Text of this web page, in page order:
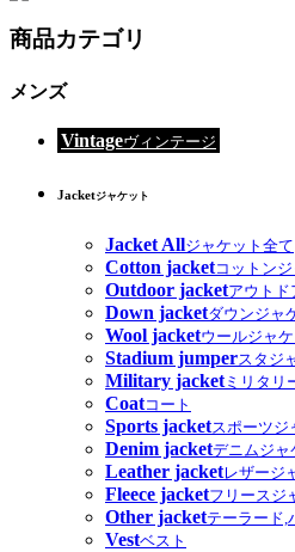
商品カテゴリ
メンズ
Vintageヴィンテージ
Jacketジャケット
Jacket Allジャケット全て
Cotton jacketコットンジ
Outdoor jacketアウトド
Down jacketダウンジャ
Wool jacketウールジャケ
Stadium jumperスタジ
Military jacketミリタリ
Coatコート
Sports jacketスポーツジ
Denim jacketデニムジャ
Leather jacketレザージ
Fleece jacketフリースジ
Other jacketテーラード,
Vestベスト